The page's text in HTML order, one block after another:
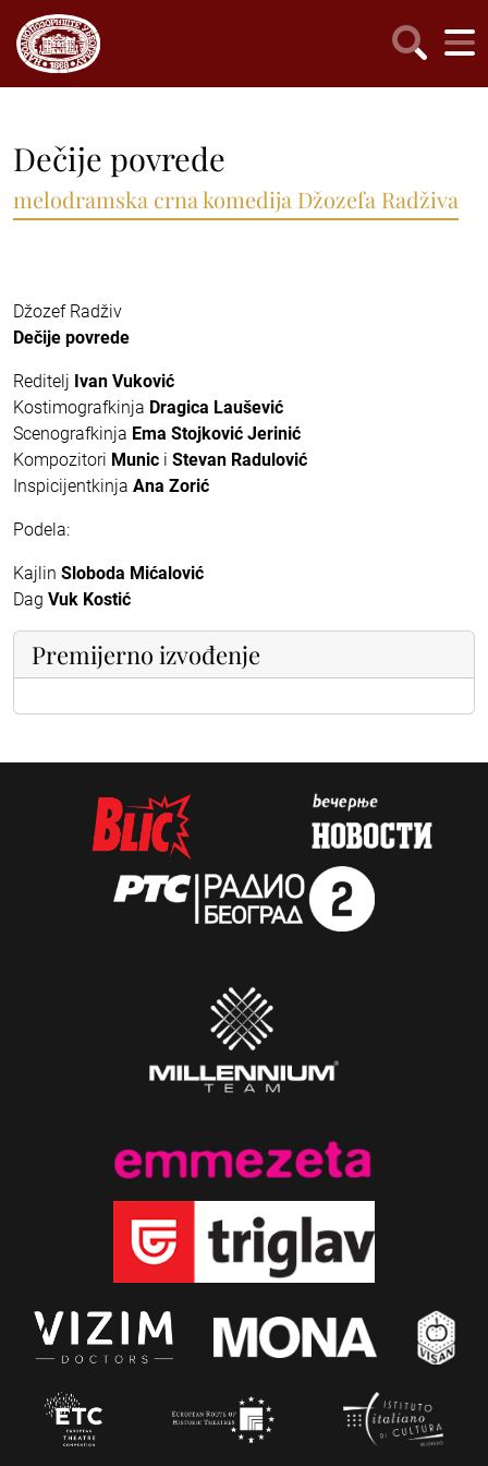
Dečije povrede
melodramska crna komedija Džozefa Radživa
Džozef Radživ
Dečije povrede
Reditelj Ivan Vuković
Kostimografkinja Dragica Laušević
Scenografkinja Ema Stojković Jerinić
Kompozitori Munic i Stevan Radulović
Inspicijentkinja Ana Zorić
Podela:
Kajlin Sloboda Mićalović
Dag Vuk Kostić
Premijerno izvođenje